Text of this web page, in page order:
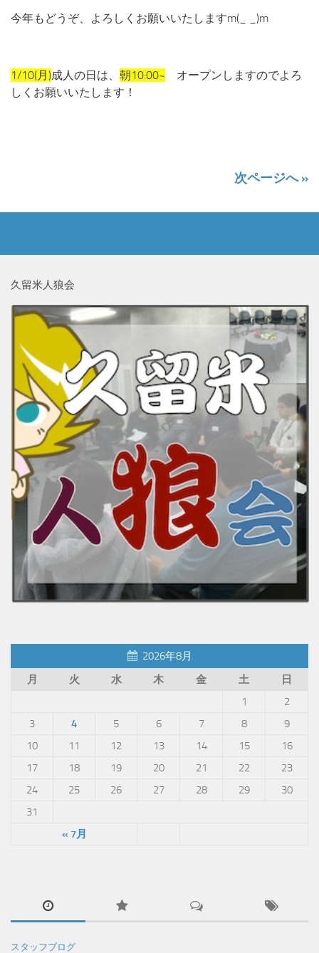
今年もどうぞ、よろしくお願いいたしますm(_ _)m
1/10(月)成人の日は、 朝10:00~ オープンしますのでよろ
しくお願いいたします！
次ページへ »
久留米人狼会
2026年8月
月
火 水 木 金 土 日
« 7月
1
2
3
4 5 6 7 8
9
10
11 12 13 14 15
16
17
18 19 20 21 22
23
24
25 26 27 28 29
30
31
スタッフブログ